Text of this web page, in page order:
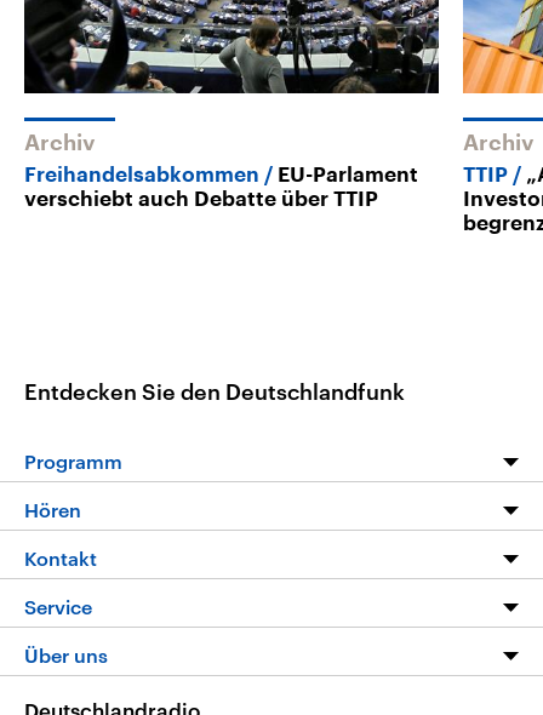
Archiv
Freihandelsabkommen
EU-Parlament
verschiebt auch Debatte über TTIP
Archiv
TTIP
Entdecken Sie den Deutschlandfunk
Programm
Programm
Die Nachrichten
Nachrichtenleicht
Neue Beiträge auf dlf.de
Hören
Livestream
Podcasts
Deutschlandfunk App
Nachrichten App
Kontakt
Hörerservice
Service
FAQ
Über uns
Deutschlandradio